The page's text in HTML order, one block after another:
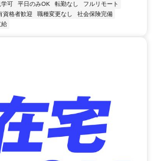
学可 平日のみOK 転勤なし
フルリモート
資格者歓迎 職種変更なし
社会保険完備
給